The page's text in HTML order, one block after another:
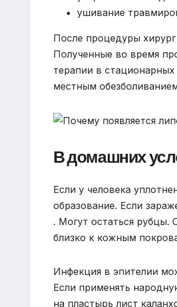
ушивание
После процедуры
Полученные во время
терапии в
местным
В домашних
Если у человека
образование. Если
. Могут остаться рубцы.
близко к кожным
Инфекция в эпителии
Если применять
на пластырь лист